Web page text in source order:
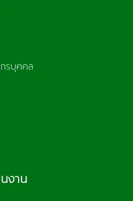
รบุคคล
งาน